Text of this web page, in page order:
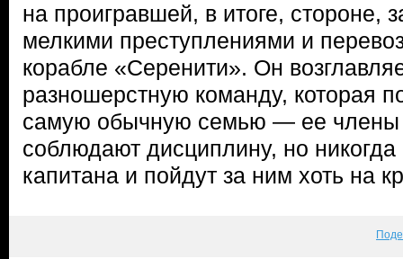
на проигравшей, в итоге, стороне,
мелкими преступлениями и
корабле «Серенити». Он
разношерстную команду, которая
самую обычную семью — ее члены
соблюдают дисциплину, но никогда
капитана и пойдут за ним хоть на